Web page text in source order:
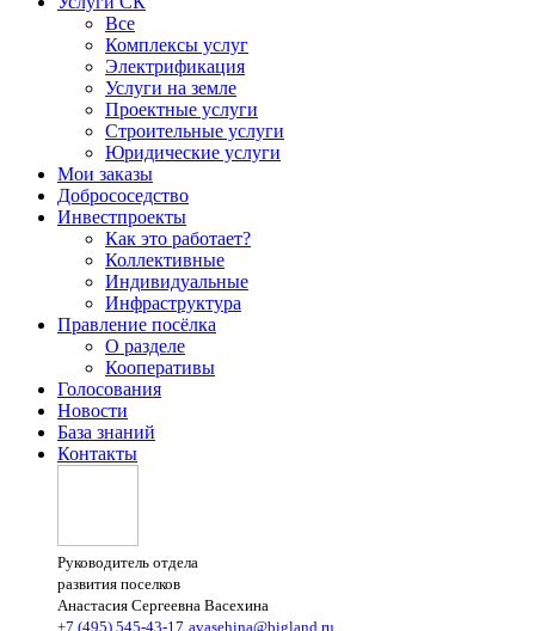
Все
Комплексы услуг
Электрификация
Услуги на земле
Проектные услуги
Строительные услуги
Юридические услуги
Мои заказы
Добрососедство
Инвестпроекты
Как это работает?
Коллективные
Индивидуальные
Инфраструктура
Правление посёлка
О разделе
Кооперативы
Голосования
Новости
База знаний
Контакты
Руководитель отдела
развития поселков
Анастасия Сергеевна Васехина
+7 (495) 545-43-17 avasehina@bigland.ru